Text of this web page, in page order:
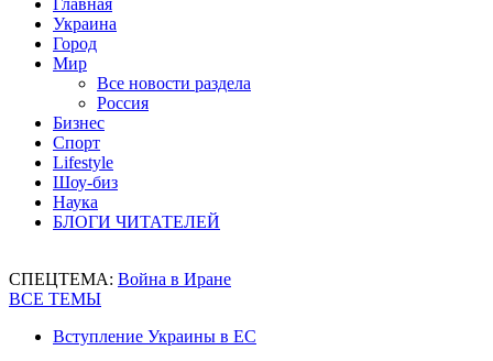
Главная
Украина
Город
Мир
Все новости раздела
Россия
Бизнес
Спорт
Lifestyle
Шоу-биз
Наука
БЛОГИ ЧИТАТЕЛЕЙ
СПЕЦТЕМА: Война в Иране
ВСЕ ТЕМЫ
Вступление Украины в ЕС